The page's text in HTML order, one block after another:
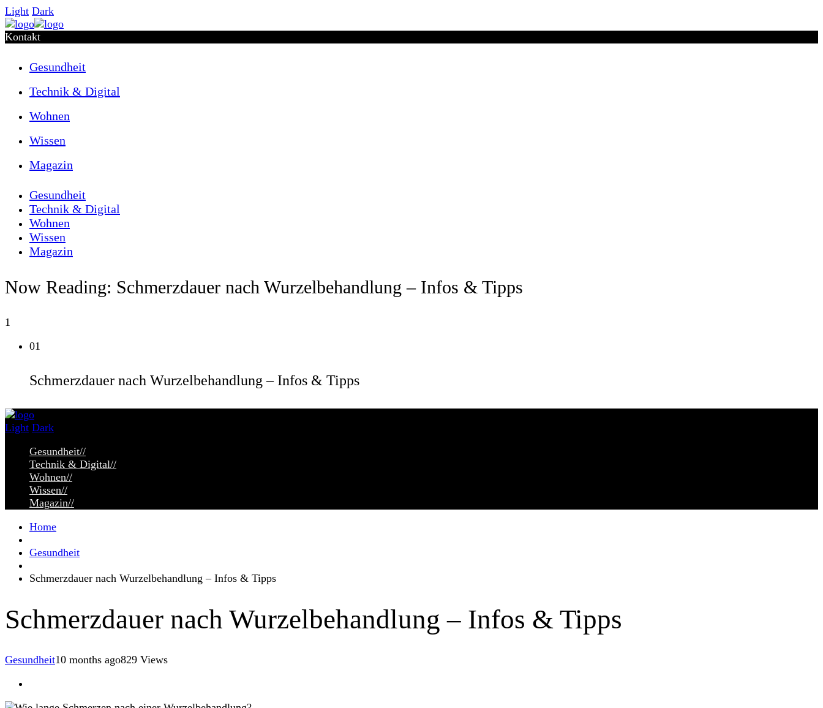
Light Dark
Kontakt
Gesundheit
Technik & Digital
Wohnen
Wissen
Magazin
Gesundheit
Technik & Digital
Wohnen
Wissen
Magazin
Now Reading: Schmerzdauer nach Wurzelbehandlung – Infos & Tipps
1
01
Schmerzdauer nach Wurzelbehandlung – Infos & Tipps
Light Dark
Gesundheit//
Technik & Digital//
Wohnen//
Wissen//
Magazin//
Home
Gesundheit
Schmerzdauer nach Wurzelbehandlung – Infos & Tipps
Schmerzdauer nach Wurzelbehandlung – Infos & Tipps
Gesundheit10 months ago829 Views